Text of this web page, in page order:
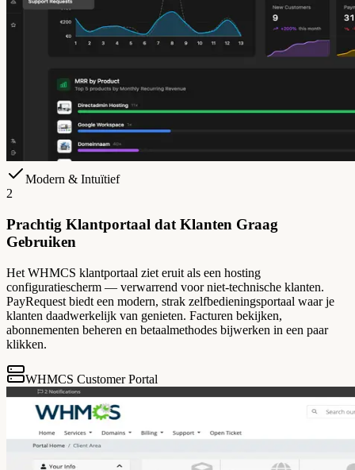
Modern & Intuïtief
2
Prachtig Klantportaal dat Klanten Graag
Gebruiken
Het WHMCS klantportaal ziet eruit als een hosting
configuratiescherm — verwarrend voor niet-technische klanten.
PayRequest biedt een modern, strak zelfbedieningsportaal waar je
klanten daadwerkelijk van genieten. Facturen bekijken,
abonnementen beheren en betaalmethodes bijwerken in een paar
klikken.
WHMCS Customer Portal